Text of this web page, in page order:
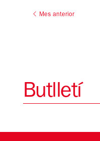
Mes anterior
Butlletí